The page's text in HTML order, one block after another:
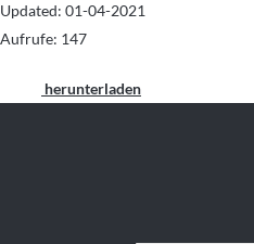
Updated: 01-04-2021
Aufrufe: 147
herunterladen